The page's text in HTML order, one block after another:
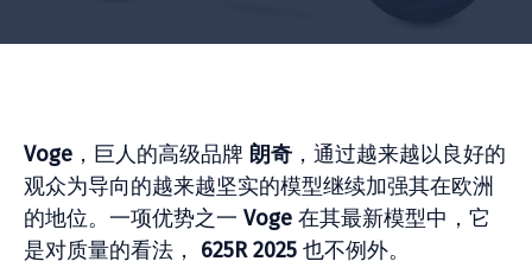
Voge ，巨人的高级品牌 朗奇 ，通过越来越以良好的
观众为导向的越来越坚实的模型继续加强其在欧洲
的地位。一项优势之一 Voge 在其最新模型中，它
是对质量的看法， 625R 2025 也不例外。